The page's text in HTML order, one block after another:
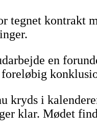
tegnet kontrakt
en
foreløbig
kryds i
klar. Mødet